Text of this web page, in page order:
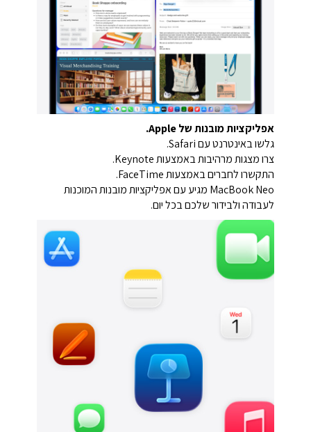
אפליקציות מובנות של Apple.
גלשו באינטרנט עם Safari.
צרו מצגות מרהיבות באמצעות Keynote.
התקשרו לחברים באמצעות FaceTime.
‏MacBook Neo מגיע עם אפליקציות מובנות המוכנות
לעבודה ולבידור שלכם בכל יום.